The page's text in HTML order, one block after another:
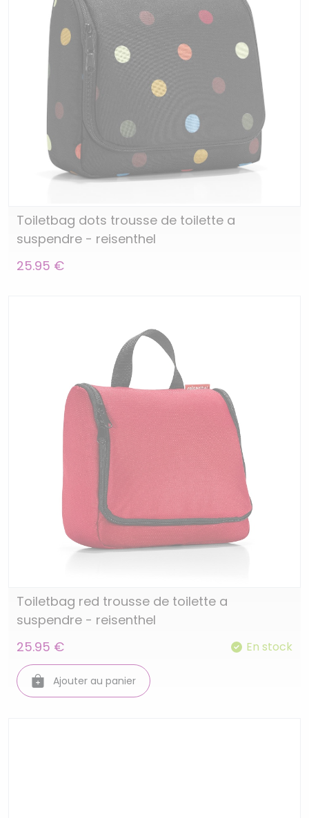
Toiletbag dots trousse de toilette a
suspendre - reisenthel
25.95 €
Toiletbag red trousse de toilette a
suspendre - reisenthel
25.95 €
En stock
Ajouter au panier